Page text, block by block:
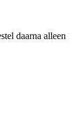
daarna alleen